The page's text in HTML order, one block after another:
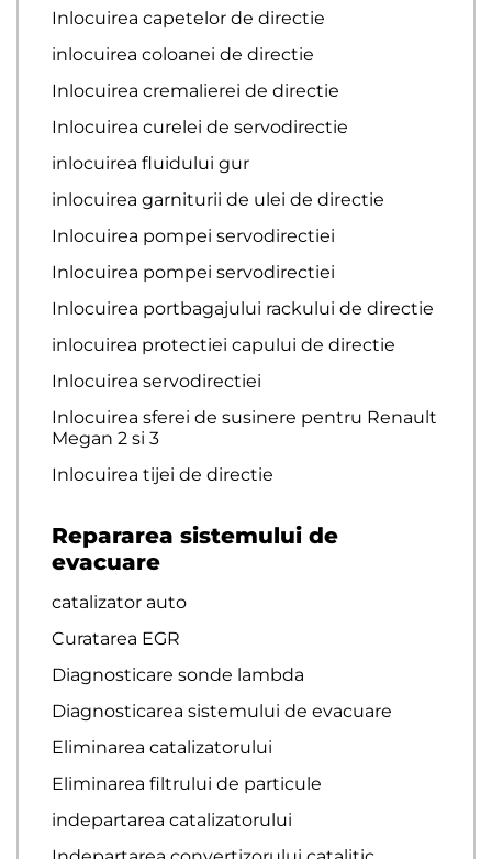
Inlocuirea capetelor de directie
inlocuirea coloanei de directie
Inlocuirea cremalierei de directie
Inlocuirea curelei de servodirectie
inlocuirea fluidului gur
inlocuirea garniturii de ulei de directie
Inlocuirea pompei servodirectiei
Inlocuirea pompei servodirectiei
Inlocuirea portbagajului rackului de directie
inlocuirea protectiei capului de directie
Inlocuirea servodirectiei
Inlocuirea sferei de susinere pentru Renault
Megan 2 si 3
Inlocuirea tijei de directie
Repararea sistemului de
evacuare
catalizator auto
Curatarea EGR
Diagnosticare sonde lambda
Diagnosticarea sistemului de evacuare
Eliminarea catalizatorului
Eliminarea filtrului de particule
indepartarea catalizatorului